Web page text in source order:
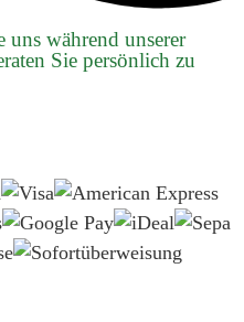
uns während unserer
Sie persönlich zu